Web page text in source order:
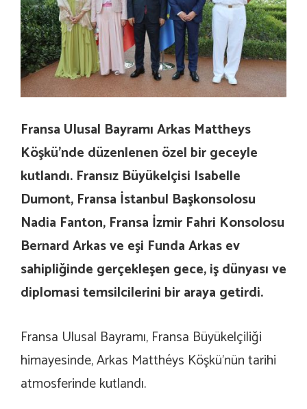
Fransa Ulusal Bayramı Arkas Mattheys
Köşkü’nde düzenlenen özel bir geceyle
kutlandı. Fransız Büyükelçisi Isabelle
Dumont, Fransa İstanbul Başkonsolosu
Nadia Fanton, Fransa İzmir Fahri Konsolosu
Bernard Arkas ve eşi Funda Arkas ev
sahipliğinde gerçekleşen gece, iş dünyası ve
diplomasi temsilcilerini bir araya getirdi.
Fransa Ulusal Bayramı, Fransa Büyükelçiliği
himayesinde, Arkas Matthéys Köşkü’nün tarihi
atmosferinde kutlandı.